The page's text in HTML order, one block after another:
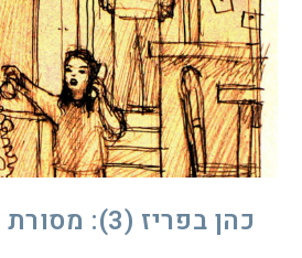
כהן בפריז (3): מסורת